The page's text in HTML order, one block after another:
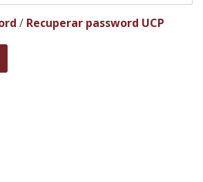
/ Recuperar password UCP